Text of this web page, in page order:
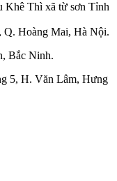
Khê Thì xã từ sơn Tỉnh
Q. Hoàng Mai, Hà Nội.
Bắc Ninh.
5, H. Văn Lâm, Hưng